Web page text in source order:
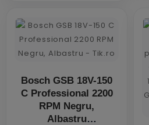
Bosch GSB 18V-150
C Professional 2200
RPM Negru,
Albastru